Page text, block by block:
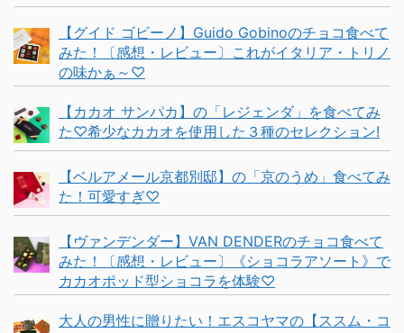
【グイド ゴビーノ】Guido Gobinoのチョコ食べて
みた！〔感想・レビュー〕これがイタリア・トリノ
の味かぁ～♡
【カカオ サンパカ】の「レジェンダ」を食べてみ
た♡希少なカカオを使用した３種のセレクション!
【ベルアメール京都別邸】の「京のうめ」食べてみ
た！可愛すぎ♡
【ヴァンデンダー】VAN DENDERのチョコ食べて
みた！〔感想・レビュー〕《ショコラアソート》で
カカオポッド型ショコラを体験♡
大人の男性に贈りたい！エスコヤマの【ススム・コ